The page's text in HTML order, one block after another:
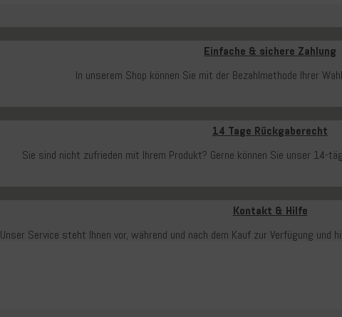
Einfache & sichere Zahlung
In unserem Shop können Sie mit der Bezahlmethode Ihrer
14 Tage Rückgaberecht
Sie sind nicht zufrieden mit Ihrem Produkt? Gerne können Sie unser 14-
Kontakt & Hilfe
Unser Service steht Ihnen vor, während und nach dem Kauf zur Verfügung und